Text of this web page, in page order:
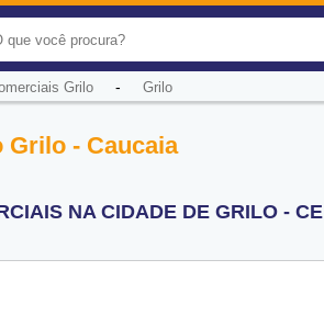
Grilo- Grilo
- Caucaia
NA CIDADE DE GRILO - CE